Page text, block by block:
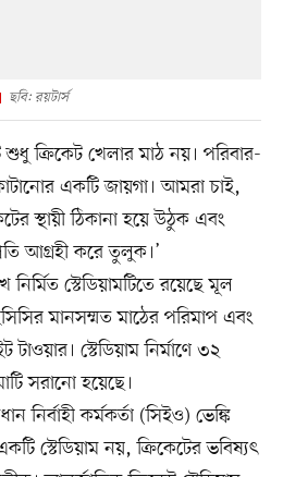
ছবি: রয়টার্স
ক্রিকেট খেলার মাঠ নয়। পরিবার-
একটি জায়গা। আমরা চাই,
স্থায়ী ঠিকানা হয়ে উঠুক এবং
আগ্রহী করে তুলুক।’
স্টেডিয়ামটিতে রয়েছে মূল
মানসম্মত মাঠের পরিমাপ এবং
স্টেডিয়াম নির্মাণে ৩২
সরানো হয়েছে।
নির্বাহী কর্মকর্তা (সিইও) ভেঙ্কি
স্টেডিয়াম নয়, ক্রিকেটের ভবিষ্যৎ